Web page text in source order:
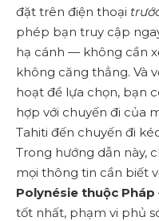
đặt trên điện thoại
phép bạn truy cập
hạ cánh — không cần
không căng thẳng. Và
hoạt để lựa chọn, bạn
hợp với chuyến đi của
Tahiti đến chuyến đi
Trong hướng dẫn này,
mọi thông tin cần biết
Polynésie thuộc Pháp
tốt nhất, phạm vi phủ